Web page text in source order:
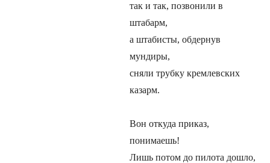
так и так, позвонили в
штабарм,
а штабисты, обдернув
мундиры,
сняли трубку кремлевских
казарм.
Вон откуда приказ,
понимаешь!
Лишь потом до пилота дошло,